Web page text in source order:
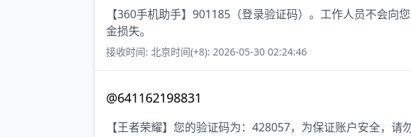
【360手机助手】901185（登录验证码）。工作人员不会向
金损失。
接收时间: 北京时间(+8): 2026-05-30 02:24:46
@641162198831
【王者荣耀】您的验证码为：428057，为保证账户安全，请